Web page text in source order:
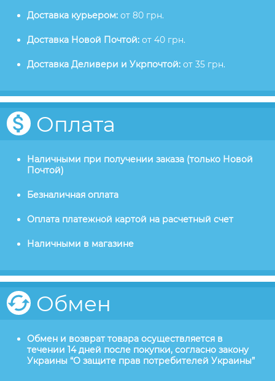
Доставка курьером: от 80 грн.
Доставка Новой Почтой: от 40 грн.
Доставка Деливери и Укрпочтой: от 35 грн.
Оплата
Наличными при получении заказа (только Новой
Почтой)
Безналичная оплата
Оплата платежной картой на расчетный счет
Наличными в магазине
Обмен
Обмен и возврат товара осуществляется в
течении 14 дней после покупки, согласно закону
Украины “О защите прав потребителей Украины”